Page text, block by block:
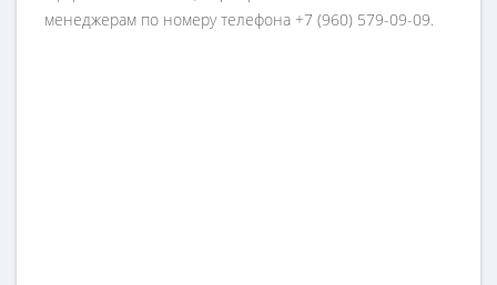
менеджерам по номеру телефона +7 (960) 579-09-09.